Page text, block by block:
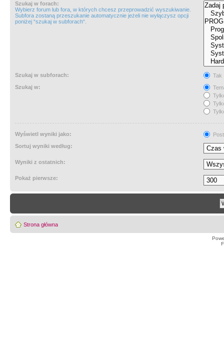
Szukaj w forach:
Wybierz forum lub fora, w których chcesz przeprowadzić wyszukiwanie.
Subfora zostaną przeszukanie automatycznie jeżeli nie wyłączysz opcji
poniżej “szukaj w subforach“.
Szukaj w subforach:
Tak
Szukaj w:
Wyświetl wyniki jako:
Sortuj wyniki według:
Wyniki z ostatnich:
Pokaż pierwsze:
Strona główna